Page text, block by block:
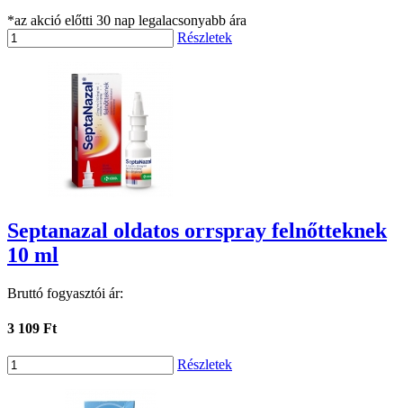
*az akció előtti 30 nap legalacsonyabb ára
Részletek
Septanazal oldatos orrspray felnőtteknek
10 ml
Bruttó fogyasztói ár:
3 109 Ft
Részletek